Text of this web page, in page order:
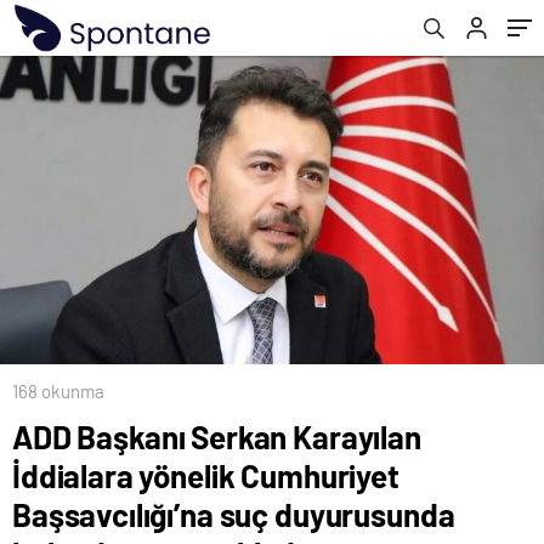
168 okunma
ADD Başkanı Serkan Karayılan
İddialara yönelik Cumhuriyet
Başsavcılığı’na suç duyurusunda